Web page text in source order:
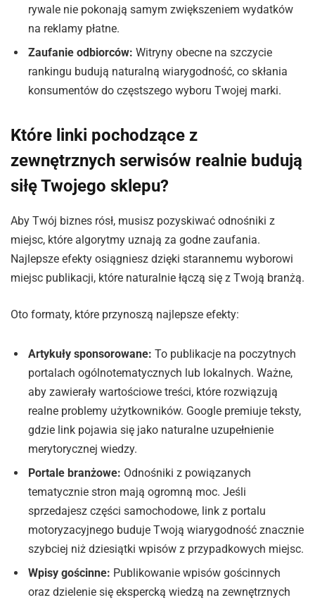
rywale nie pokonają samym zwiększeniem wydatków
na reklamy płatne.
Zaufanie odbiorców: Witryny obecne na szczycie
rankingu budują naturalną wiarygodność, co skłania
konsumentów do częstszego wyboru Twojej marki.
Które linki pochodzące z
zewnętrznych serwisów realnie budują
siłę Twojego sklepu?
Aby Twój biznes rósł, musisz pozyskiwać odnośniki z
miejsc, które algorytmy uznają za godne zaufania.
Najlepsze efekty osiągniesz dzięki starannemu wyborowi
miejsc publikacji, które naturalnie łączą się z Twoją branżą.
Oto formaty, które przynoszą najlepsze efekty:
Artykuły sponsorowane: To publikacje na poczytnych
portalach ogólnotematycznych lub lokalnych. Ważne,
aby zawierały wartościowe treści, które rozwiązują
realne problemy użytkowników. Google premiuje teksty,
gdzie link pojawia się jako naturalne uzupełnienie
merytorycznej wiedzy.
Portale branżowe: Odnośniki z powiązanych
tematycznie stron mają ogromną moc. Jeśli
sprzedajesz części samochodowe, link z portalu
motoryzacyjnego buduje Twoją wiarygodność znacznie
szybciej niż dziesiątki wpisów z przypadkowych miejsc.
Wpisy gościnne: Publikowanie wpisów gościnnych
oraz dzielenie się ekspercką wiedzą na zewnętrznych